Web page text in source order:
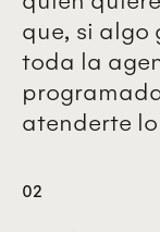
que, si algo
toda la
atenderte
02